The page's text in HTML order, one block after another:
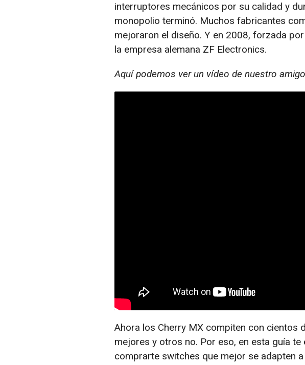
interruptores mecánicos por su calidad y
monopolio terminó. Muchos fabricantes
mejoraron el diseño. Y en 2008, forzada
la empresa alemana ZF Electronics.
Aquí podemos ver un vídeo de nuestro
Ahora los Cherry MX compiten con cientos
mejores y otros no. Por eso, en esta guía
comprarte switches que mejor se adapten